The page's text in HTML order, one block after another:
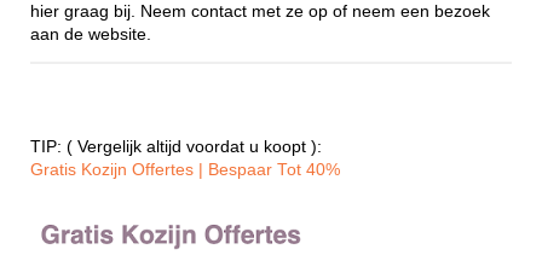
hier graag bij. Neem contact met ze op of neem een bezoek
aan de website.
TIP: ( Vergelijk altijd voordat u koopt ):
Gratis Kozijn Offertes | Bespaar Tot 40%‎